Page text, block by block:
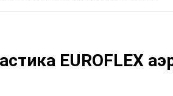
EUROFLEX